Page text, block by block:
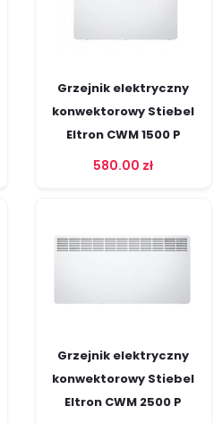
Grzejnik elektryczny
konwektorowy Stiebel
Eltron CWM 1500 P
580.00 zł
Grzejnik elektryczny
konwektorowy Stiebel
Eltron CWM 2500 P